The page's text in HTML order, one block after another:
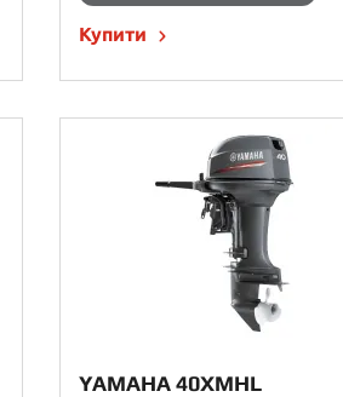
Купити
YAMAHA 40XMHL